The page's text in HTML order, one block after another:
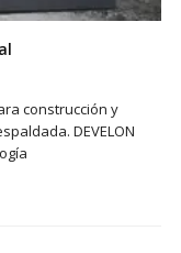
construcción y
DEVELON